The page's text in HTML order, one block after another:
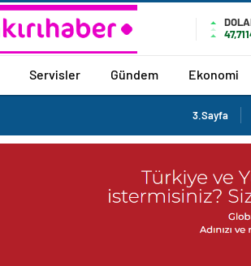
Servisler Gündem Ekonomi
3.Sayfa